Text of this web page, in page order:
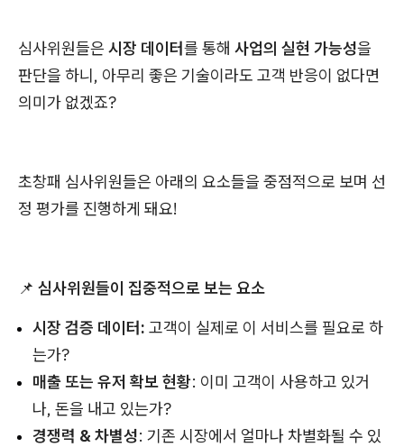
심사위원들은 시장 데이터를 통해 사업의 실현 가능성을
판단을 하니, 아무리 좋은 기술이라도 고객 반응이 없다면
의미가 없겠죠?
초창패 심사위원들은 아래의 요소들을 중점적으로 보며 선
정 평가를 진행하게 돼요!
📌 심사위원들이 집중적으로 보는 요소
시장 검증 데이터: 고객이 실제로 이 서비스를 필요로 하
는가?
매출 또는 유저 확보 현황: 이미 고객이 사용하고 있거
나, 돈을 내고 있는가?
경쟁력 & 차별성: 기존 시장에서 얼마나 차별화될 수 있